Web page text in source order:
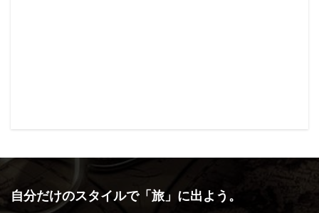
自分だけのスタイルで「旅」に出よう。